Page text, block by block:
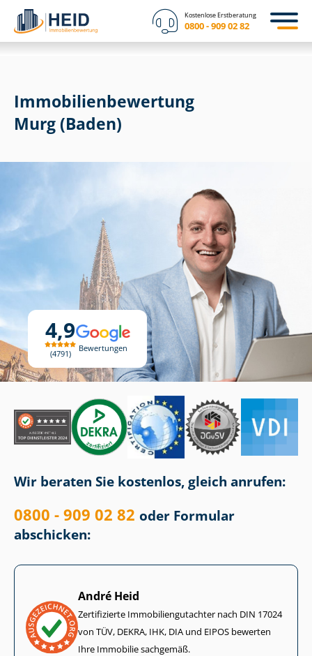
Kostenlose Erstberatung
0800 - 909 02 82
4,9
4791
Bewertungen
Immobilien­bewertung
Murg (Baden)
Wir beraten Sie kostenlos, gleich anrufen:
0800 - 909 02 82 oder Formular
abschicken:
André Heid
Zertifizierte Im­mo­bi­li­en­gut­ach­ter nach DIN 17024
von TÜV, DEKRA, IHK, DIA und EIPOS bewerten
Ihre Immobilie sachgemäß.